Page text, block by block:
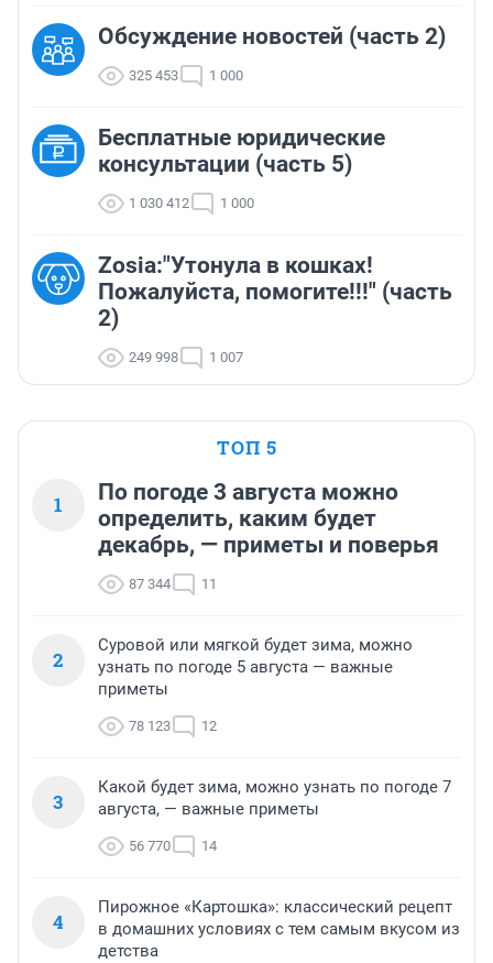
Обсуждение новостей (часть 2)
325 453 1 000
Бесплатные юридические
консультации (часть 5)
1 030 412 1 000
Zosia:"Утонула в кошках!
Пожалуйста, помогите!!!" (часть
2)
249 998 1 007
ТОП 5
1
По погоде 3 августа можно
определить, каким будет
декабрь, — приметы и поверья
87 344 11
2
Суровой или мягкой будет зима, можно
узнать по погоде 5 августа — важные
приметы
78 123 12
3
Какой будет зима, можно узнать по погоде 7
августа, — важные приметы
56 770 14
4
Пирожное «Картошка»: классический рецепт
в домашних условиях с тем самым вкусом из
детства